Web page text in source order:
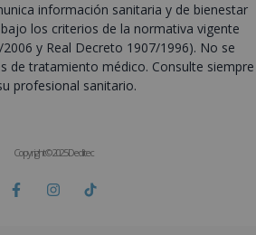
información sanitaria y de bienestar
los criterios de la normativa vigente
y Real Decreto 1907/1996). No se
de tratamiento médico. Consulte siempre
profesional sanitario.
Copyright © 2025 Deditec